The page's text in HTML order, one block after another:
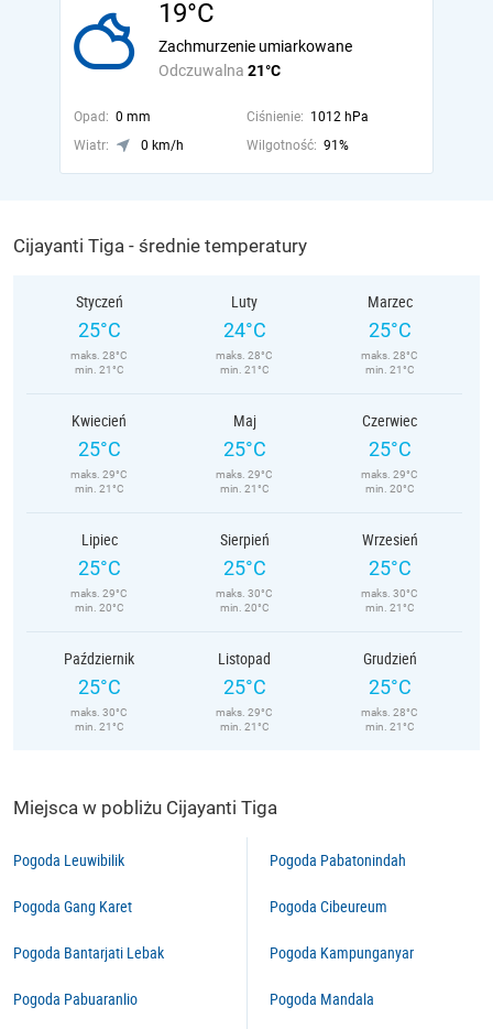
19°C
Odczuwalna 21°C
Zachmurzenie umiarkowane
Opad: 0 mm Ciśnienie: 1012 hPa
Wiatr:
0 km/h Wilgotność: 91%
Cijayanti Tiga - średnie temperatury
Styczeń
25°C
maks. 28°C
min. 21°C
Luty
24°C
maks. 28°C
min. 21°C
Marzec
25°C
maks. 28°C
min. 21°C
Kwiecień
25°C
maks. 29°C
min. 21°C
Maj
25°C
maks. 29°C
min. 21°C
Czerwiec
25°C
maks. 29°C
min. 20°C
Lipiec
25°C
maks. 29°C
min. 20°C
Sierpień
25°C
maks. 30°C
min. 20°C
Wrzesień
25°C
maks. 30°C
min. 21°C
Październik
25°C
maks. 30°C
min. 21°C
Listopad
25°C
maks. 29°C
min. 21°C
Grudzień
25°C
maks. 28°C
min. 21°C
Miejsca w pobliżu Cijayanti Tiga
Pogoda Leuwibilik
Pogoda Gang Karet
Pogoda Bantarjati Lebak
Pogoda Pabuaranlio
Pogoda Pabatonindah
Pogoda Cibeureum
Pogoda Kampunganyar
Pogoda Mandala